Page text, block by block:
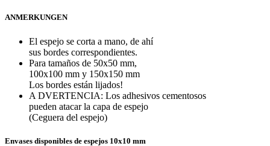
ANMERKUNGEN
El espejo se corta a mano, de ahí
sus bordes correspondientes.
Para tamaños de 50x50 mm,
100x100 mm y 150x150 mm
Los bordes están lijados!
A DVERTENCIA: Los adhesivos cementosos
pueden atacar la capa de espejo
(Ceguera del espejo)
Envases disponibles de espejos 10x10 mm